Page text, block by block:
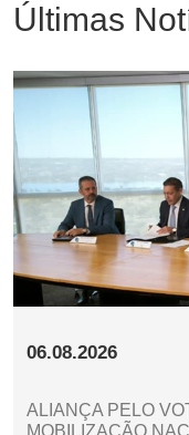
Últimas
06.08.2026
ALIANÇA PELO
MOBILIZAÇÃO